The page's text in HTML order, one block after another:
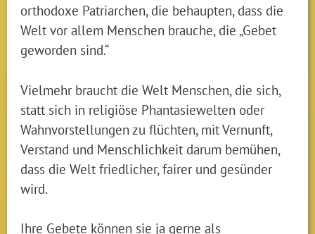
orthodoxe Patriarchen, die behaupten, dass die
Welt vor allem Menschen brauche, die „Gebet
geworden sind.“
Vielmehr braucht die Welt Menschen, die sich,
statt sich in religiöse Phantasiewelten oder
Wahnvorstellungen zu flüchten, mit Vernunft,
Verstand und Menschlichkeit darum bemühen,
dass die Welt friedlicher, fairer und gesünder
wird.
Ihre Gebete können sie ja gerne als